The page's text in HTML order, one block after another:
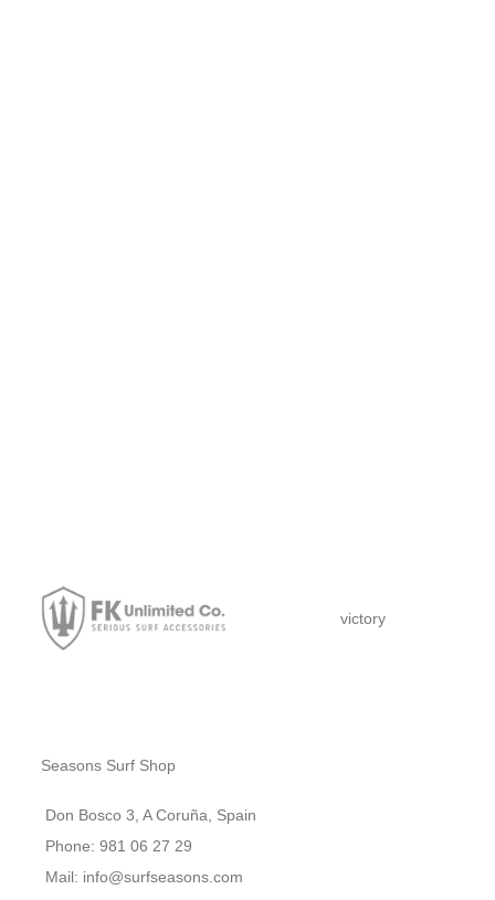
victory
Seasons Surf Shop
Don Bosco 3, A Coruña, Spain
Phone: 981 06 27 29
Mail: info@surfseasons.com